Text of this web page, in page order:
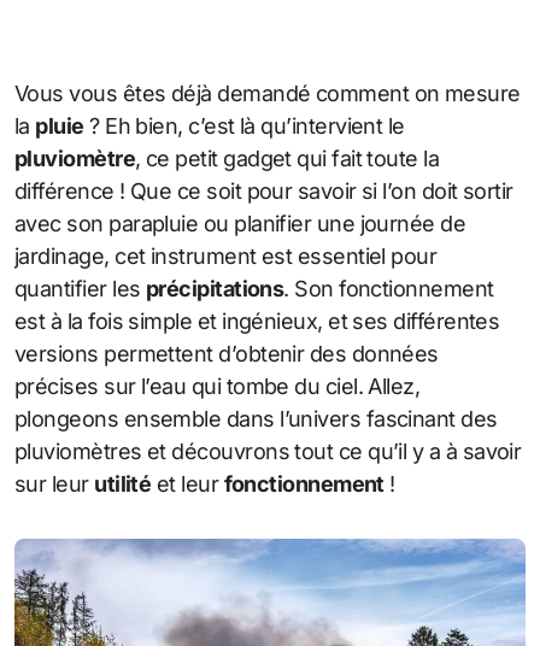
Vous vous êtes déjà demandé comment on mesure
la pluie ? Eh bien, c’est là qu’intervient le
pluviomètre, ce petit gadget qui fait toute la
différence ! Que ce soit pour savoir si l’on doit sortir
avec son parapluie ou planifier une journée de
jardinage, cet instrument est essentiel pour
quantifier les précipitations. Son fonctionnement
est à la fois simple et ingénieux, et ses différentes
versions permettent d’obtenir des données
précises sur l’eau qui tombe du ciel. Allez,
plongeons ensemble dans l’univers fascinant des
pluviomètres et découvrons tout ce qu’il y a à savoir
sur leur utilité et leurfonctionnement !